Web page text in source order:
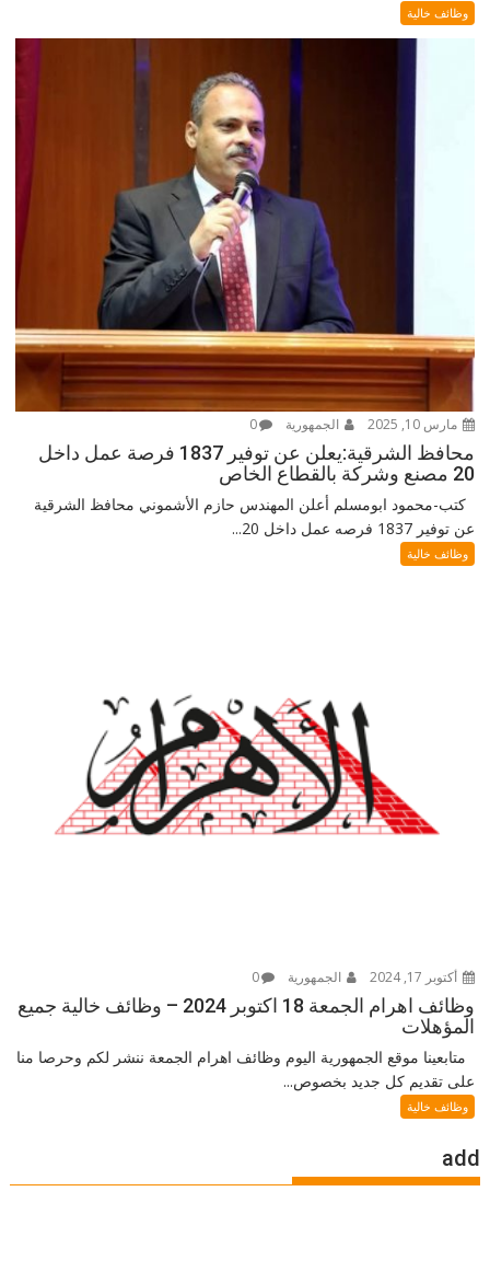
وظائف خالية
مارس 10, 2025 الجمهورية 0
محافظ الشرقية:يعلن عن توفير 1837 فرصة عمل داخل
20 مصنع وشركة بالقطاع الخاص
كتب-محمود ابومسلم أعلن المهندس حازم الأشموني محافظ الشرقية
عن توفير 1837 فرصه عمل داخل 20...
وظائف خالية
أكتوبر 17, 2024 الجمهورية 0
وظائف اهرام الجمعة 18 اكتوبر 2024 – وظائف خالية جميع
المؤهلات
متابعينا موقع الجمهورية اليوم وظائف اهرام الجمعة ننشر لكم وحرصا منا
على تقديم كل جديد بخصوص...
وظائف خالية
add